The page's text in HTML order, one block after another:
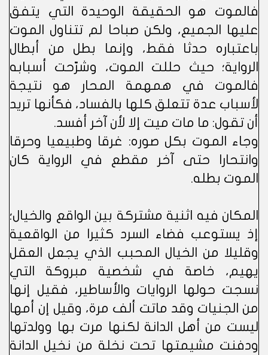
فالموت هو الحقيقة الوحيدة التي يتفق
عليها الجميع، ولكن صباحا لم تتناول الموت
باعتباره حدثا فقط، وإنما بطل من أبطال
الرواية؛ حيث حللت الموت، وشرّحت أسبابه
فالموت في همهمة المحار هو نتيجة
لأسباب عدة تتعلق كلها بالفساد، فكأنها تريد
أن تقول: ما مات ميت إلا لأن آخر أفسد.
وجاء الموت بكل صوره: غرقا وطبيعيا وحرقا
وانتحارا حتى آخر مقطع في الرواية كان
الموت بطله.
المكان فيه اثنية مشتركة بين الواقع والخيال؛
إذ يستوعب فضاء السرد كثيرا من الواقعية
وقليلا من الخيال المحبب الذي يجعل العقل
يهيم، خاصة في شخصية مبروكة التي
نسجت حولها الروايات والأساطير، فقيل إنها
من الجنيات وقد ماتت ألف مرة، وقيل إن أمها
ليست من أهل الدانة لكنها مرت بها وولدتها
ودفنت مشيمتها تحت نخلة من نخيل الدانة